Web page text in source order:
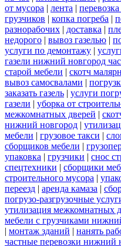
от мусора | лента |
грузчиков | копка погреба |
разнорабочих | доставка |
недорого | вывоз газелью |
услуги по демонтажу |
газели нижний новгород
старой мебели | скотч
вывоз самосвалами |
заказать газель | услуги
газели | уборка от
межкомнатных дверей |
нижний новгород |
мебели | грузовое такси |
сборщиков мебели |
упаковка | грузчики | снос
спецтехники | сборщики
строительного мусора |
переезд | аренда камаза |
погрузо-разгрузочные
утилизация межкомнатных
мебели с грузчиками
| монтаж зданий | нанять
частные перевозки нижний